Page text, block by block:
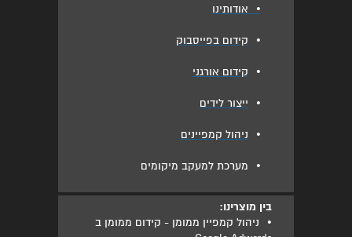
בין מוצרינו:
•
ניהול קמפיין ממומן - קידום ממומן ב
• אודותינו
• קידום בפייסבוק
• קידום אורגני
• ייצור לידים
• ניהול קמפיינים
• מערכת למעקב מיקומים